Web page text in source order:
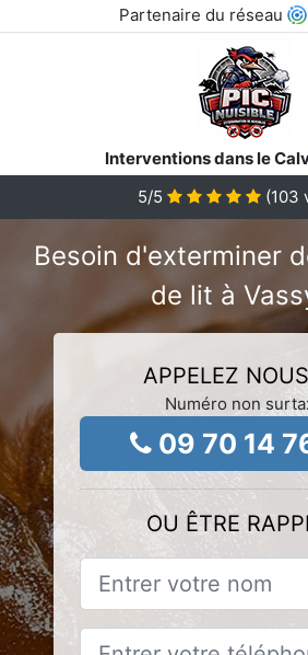
Partenaire du réseau
Interventions dans le
5/5 (103
Besoin d'exterminer
de lit à
APPELEZ
Numéro non
09 70 14
OU ÊTRE